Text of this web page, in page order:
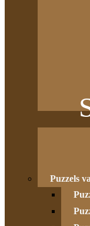
Puzzels